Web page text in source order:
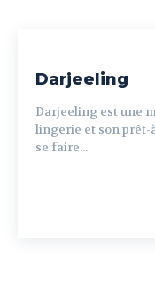
Darjeeling
Darjeeling est une
lingerie et son prêt-
se faire...